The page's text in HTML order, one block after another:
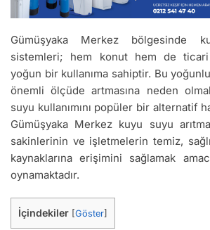
Gümüşyaka Merkez bölgesinde
sistemleri; hem konut hem de ticari
yoğun bir kullanıma sahiptir. Bu
önemli ölçüde artmasına neden
suyu kullanımını popüler bir alternatif
Gümüşyaka Merkez kuyu suyu
sakinlerinin ve işletmelerin temiz,
kaynaklarına erişimini sağlamak
oynamaktadır.
İçindekiler Göster